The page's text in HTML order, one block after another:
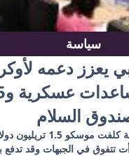
سياسة
مليار
السلام
كالاس: العقوبات الغربية كلفت موسكو 1.5
تتفوق في الجبهات وقد تدفع